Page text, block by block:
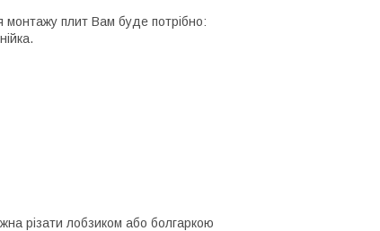
монтажу плит Вам буде потрібно:
різати лобзиком або болгаркою